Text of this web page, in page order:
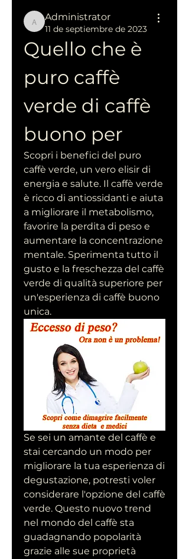
Administrator
Administrator
11 de septiembre de 2023
Quello che è
puro caffè
verde di caffè
buono per
Scopri i benefici del puro
caffè verde, un vero elisir di
energia e salute. Il caffè verde
è ricco di antiossidanti e aiuta
a migliorare il metabolismo,
favorire la perdita di peso e
aumentare la concentrazione
mentale. Sperimenta tutto il
gusto e la freschezza del caffè
verde di qualità superiore per
un'esperienza di caffè buono
unica.
Se sei un amante del caffè e
stai cercando un modo per
migliorare la tua esperienza di
degustazione, potresti voler
considerare l'opzione del caffè
verde. Questo nuovo trend
nel mondo del caffè sta
guadagnando popolarità
grazie alle sue proprietà